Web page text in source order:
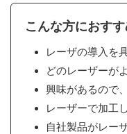
こんな方におすす
レーザの導入を
どのレーザーが
興味があるので
レーザーで加工
自社製品がレー